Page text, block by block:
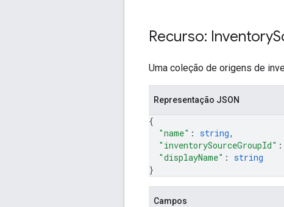
Recurso: Inventory
Uma coleção de origens de
Representação JSON
{
"name" : string,
"inventorySourceGroupId" :
"displayName" : string
}
Campos